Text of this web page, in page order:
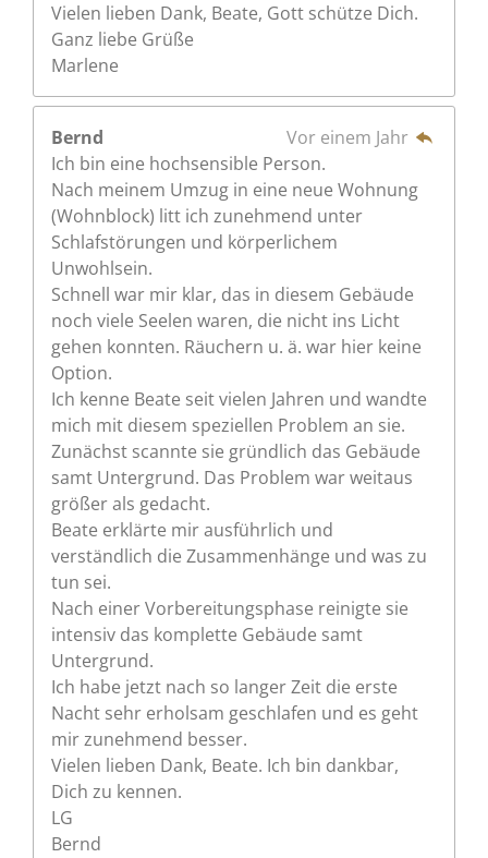
Vielen lieben Dank, Beate, Gott schütze Dich.
Ganz liebe Grüße
Marlene
Bernd
Vor einem Jahr
Ich bin eine hochsensible Person.
Nach meinem Umzug in eine neue Wohnung
(Wohnblock) litt ich zunehmend unter
Schlafstörungen und körperlichem
Unwohlsein.
Schnell war mir klar, das in diesem Gebäude
noch viele Seelen waren, die nicht ins Licht
gehen konnten. Räuchern u. ä. war hier keine
Option.
Ich kenne Beate seit vielen Jahren und wandte
mich mit diesem speziellen Problem an sie.
Zunächst scannte sie gründlich das Gebäude
samt Untergrund. Das Problem war weitaus
größer als gedacht.
Beate erklärte mir ausführlich und
verständlich die Zusammenhänge und was zu
tun sei.
Nach einer Vorbereitungsphase reinigte sie
intensiv das komplette Gebäude samt
Untergrund.
Ich habe jetzt nach so langer Zeit die erste
Nacht sehr erholsam geschlafen und es geht
mir zunehmend besser.
Vielen lieben Dank, Beate. Ich bin dankbar,
Dich zu kennen.
LG
Bernd